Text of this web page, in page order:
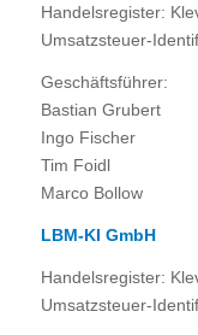
Handelsregister:
Umsatzsteuer-
Geschäftsführer:
Bastian Grubert
Ingo Fischer
Tim Foidl
Marco Bollow
LBM-KI GmbH
Handelsregister:
Umsatzsteuer-